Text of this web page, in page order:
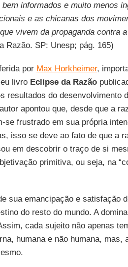
informados e muito menos
e as chicanas dos
vivem da propaganda contra a
Razão. SP: Unesp; pág. 165)
por Max Horkheimer,
livro Eclipse da Razão
resultados do desenvolvimento
apontou que, desde que a
se frustrado em sua própria
isso se deve ao fato de que a
em descobrir o traço de si
primitiva, ou seja, na
sua emancipação e satisfação
do resto do mundo. A
cada sujeito não apenas
humana e não humana, mas,